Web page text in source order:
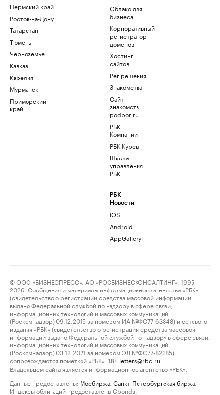
Пермский край
Ростов-на-Дону
Татарстан
Тюмень
Черноземье
Кавказ
Карелия
Мурманск
Приморский
край
Облако для
бизнеса
Корпоративный
регистратор
доменов
Хостинг
сайтов
Рег.решения
Знакомства
Сайт
знакомств
podbor.ru
РБК
Компании
РБК Курсы
Школа
управления
РБК
РБК
Новости
iOS
Android
AppGallery
© ООО «БИЗНЕСПРЕСС», АО «РОСБИЗНЕСКОНСАЛТИНГ», 1995–
2026. Сообщения и материалы информационного агентства «РБК»
(свидетельство о регистрации средства массовой информации
выдано Федеральной службой по надзору в сфере связи,
информационных технологий и массовых коммуникаций
(Роскомнадзор) 09.12.2015 за номером ИА №ФС77-63848) и сетевого
издания «РБК» (свидетельство о регистрации средства массовой
информации выдано Федеральной службой по надзору в сфере связи,
информационных технологий и массовых коммуникаций
(Роскомнадзор) 03.12.2021 за номером ЭЛ №ФС77-82385)
сопровождаются пометкой «РБК».
18+ letters@rbc.ru
Владельцем сайта является информационное агентство «РБК».
Данные предоставлены: Мосбиржа Санкт-Петербургская биржа
Индексы облигаций предоставлены Cbonds.